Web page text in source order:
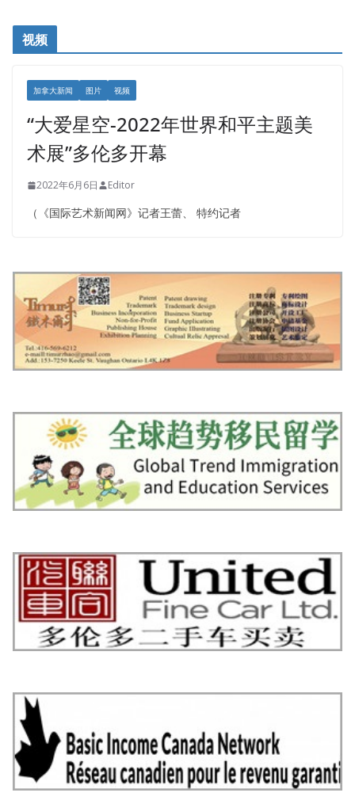
视频
加拿大新闻 图片 视频
“大爱星空-2022年世界和平主题美
术展”多伦多开幕
2022年6月6日 Editor
（《国际艺术新闻网》记者王蕾、 特约记者